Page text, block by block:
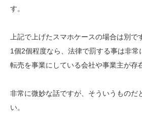
す。
上記で上げたスマホケースの場合は別で
1個2個程度なら、法律で罰する事は非常
転売を事業にしている会社や事業主が存
非常に微妙な話ですが、そういうものだ
い。